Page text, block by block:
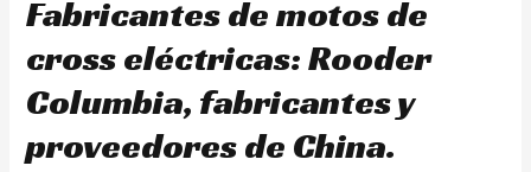
Fabricantes de motos de
cross eléctricas: Rooder
Columbia, fabricantes y
proveedores de China.